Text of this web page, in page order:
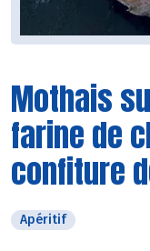
Mothais
farine de
confiture
Apéritif